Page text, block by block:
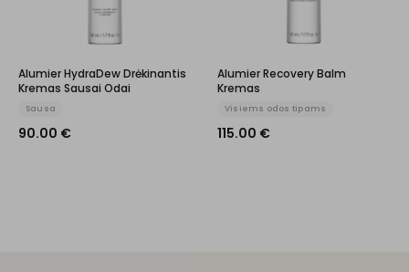
Alumier HydraDew Drėkinantis
Kremas Sausai Odai
Sausa
90.00 €
Alumier Recovery Balm
Kremas
Visiems odos tipams
115.00 €